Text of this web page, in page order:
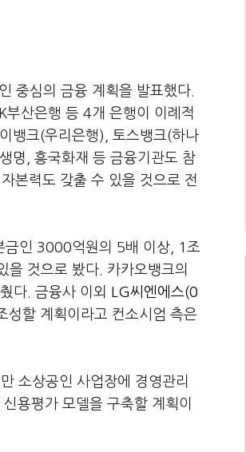
중심의 금융 계획을 발표했다.
산은행 등 4개 은행이 이례적
뱅크(우리은행), 토스뱅크(하나
명, 흥국화재 등 금융기관도 참
본력도 갖출 수 있을 것으로 전
금인 3000억원의 5배 이상, 1조
것으로 봤다. 카카오뱅크의
다. 금융사 이외
LG씨엔에스(0
성할 계획이라고 컨소시엄 측은
소상공인 사업장에 경영관리
용평가 모델을 구축할 계획이